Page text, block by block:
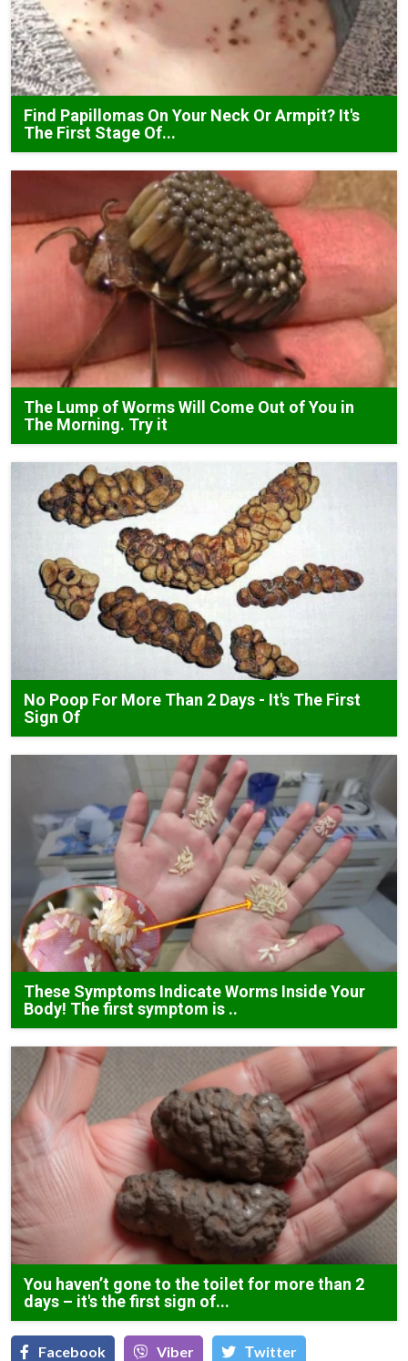
Find Papillomas On Your Neck Or Armpit? It's
The First Stage Of...
The Lump of Worms Will Come Out of You in
The Morning. Try it
No Poop For More Than 2 Days - It's The First
Sign Of
These Symptoms Indicate Worms Inside Your
Body! The first symptom is ..
You haven’t gone to the toilet for more than 2
days – it's the first sign of...
Facebook Viber Тwitter